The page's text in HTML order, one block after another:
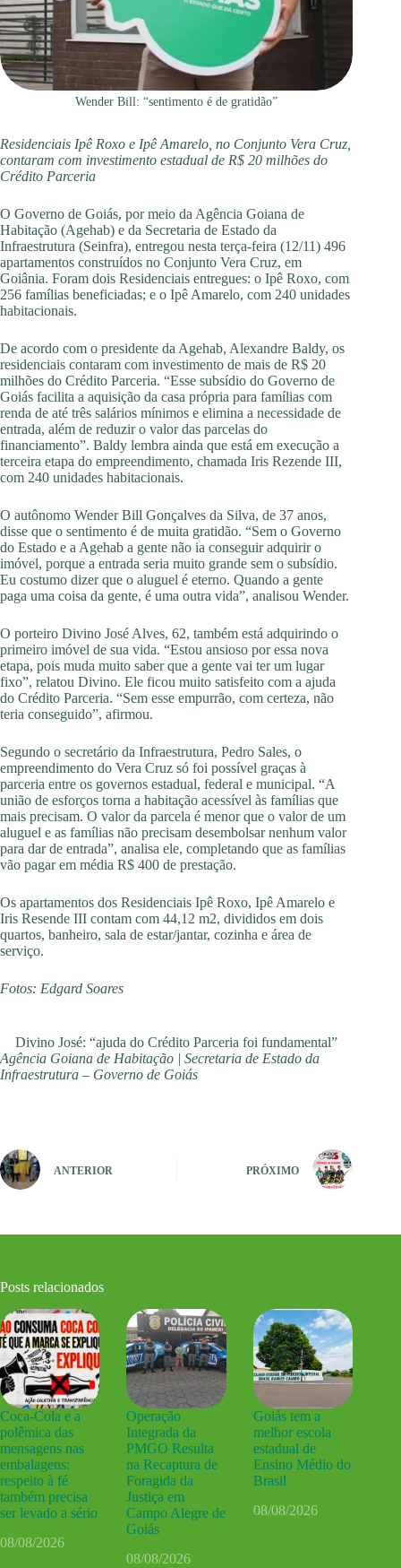
Wender Bill: “sentimento é de gratidão”
Residenciais Ipê Roxo e Ipê Amarelo, no Conjunto Vera Cruz,
contaram com investimento estadual de R$ 20 milhões do
Crédito Parceria
O Governo de Goiás, por meio da Agência Goiana de
Habitação (Agehab) e da Secretaria de Estado da
Infraestrutura (Seinfra), entregou nesta terça-feira (12/11) 496
apartamentos construídos no Conjunto Vera Cruz, em
Goiânia. Foram dois Residenciais entregues: o Ipê Roxo, com
256 famílias beneficiadas; e o Ipê Amarelo, com 240 unidades
habitacionais.
De acordo com o presidente da Agehab, Alexandre Baldy, os
residenciais contaram com investimento de mais de R$ 20
milhões do Crédito Parceria. “Esse subsídio do Governo de
Goiás facilita a aquisição da casa própria para famílias com
renda de até três salários mínimos e elimina a necessidade de
entrada, além de reduzir o valor das parcelas do
financiamento”. Baldy lembra ainda que está em execução a
terceira etapa do empreendimento, chamada Iris Rezende III,
com 240 unidades habitacionais.
O autônomo Wender Bill Gonçalves da Silva, de 37 anos,
disse que o sentimento é de muita gratidão. “Sem o Governo
do Estado e a Agehab a gente não ia conseguir adquirir o
imóvel, porque a entrada seria muito grande sem o subsídio.
Eu costumo dizer que o aluguel é eterno. Quando a gente
paga uma coisa da gente, é uma outra vida”, analisou Wender.
O porteiro Divino José Alves, 62, também está adquirindo o
primeiro imóvel de sua vida. “Estou ansioso por essa nova
etapa, pois muda muito saber que a gente vai ter um lugar
fixo”, relatou Divino. Ele ficou muito satisfeito com a ajuda
do Crédito Parceria. “Sem esse empurrão, com certeza, não
teria conseguido”, afirmou.
Segundo o secretário da Infraestrutura, Pedro Sales, o
empreendimento do Vera Cruz só foi possível graças à
parceria entre os governos estadual, federal e municipal. “A
união de esforços torna a habitação acessível às famílias que
mais precisam. O valor da parcela é menor que o valor de um
aluguel e as famílias não precisam desembolsar nenhum valor
para dar de entrada”, analisa ele, completando que as famílias
vão pagar em média R$ 400 de prestação.
Os apartamentos dos Residenciais Ipê Roxo, Ipê Amarelo e
Iris Resende III contam com 44,12 m2, divididos em dois
quartos, banheiro, sala de estar/jantar, cozinha e área de
serviço.
Fotos: Edgard Soares
Divino José: “ajuda do Crédito Parceria foi fundamental”
Agência Goiana de Habitação | Secretaria de Estado da
Infraestrutura – Governo de Goiás
ANTERIOR PRÓXIMO
Posts relacionados
Coca-Cola e a
polêmica das
mensagens nas
embalagens:
respeito à fé
também precisa
ser levado a sério
08/08/2026
Operação
Integrada da
PMGO Resulta
na Recaptura de
Foragida da
Justiça em
Campo Alegre de
Goiás
08/08/2026
Goiás tem a
melhor escola
estadual de
Ensino Médio do
Brasil
08/08/2026